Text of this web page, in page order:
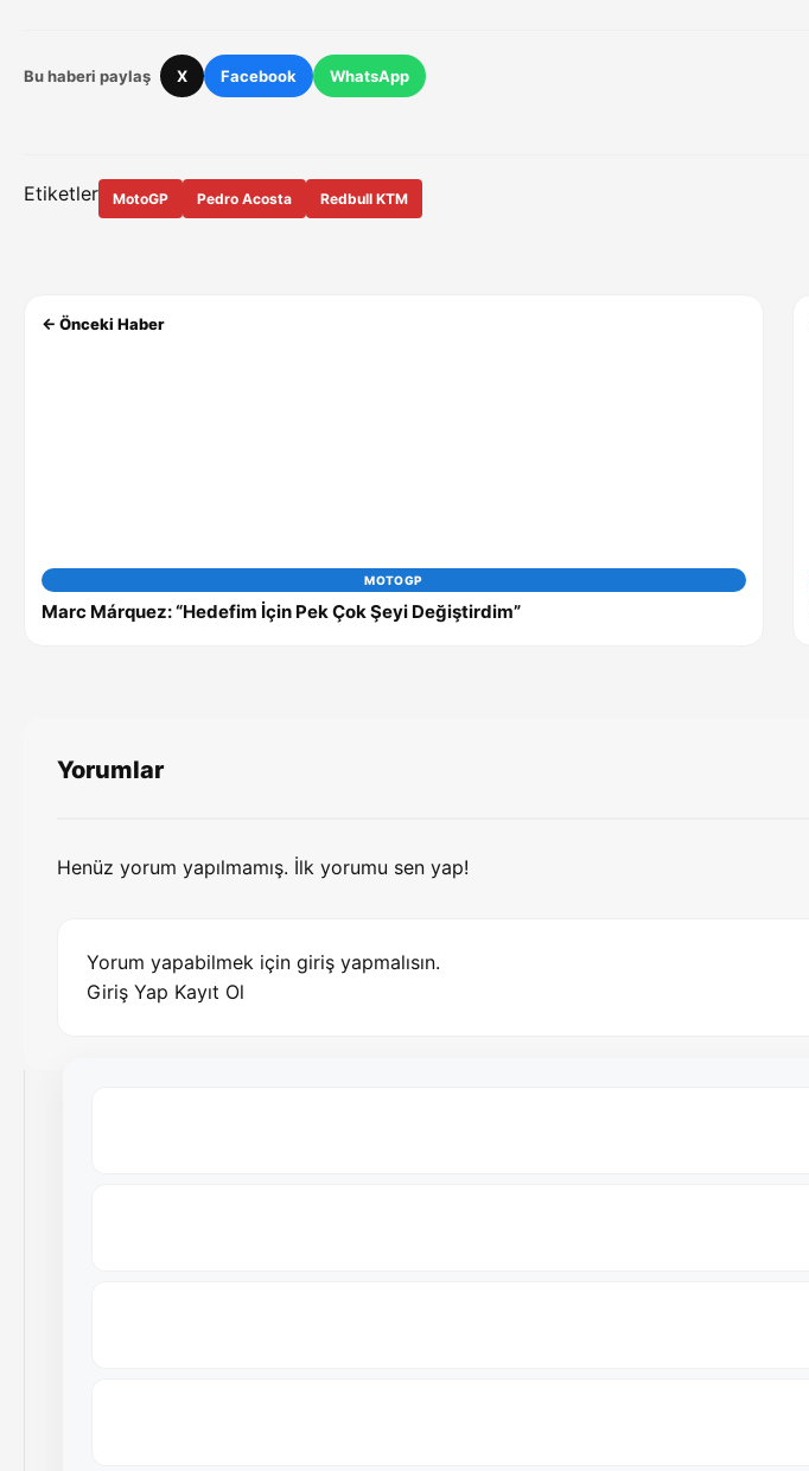
Bu haberi paylaş X Facebook WhatsApp
Etiketler MotoGP Pedro Acosta Redbull KTM
← Önceki Haber
MOTOGP
Marc Márquez: “Hedefim İçin Pek Çok Şeyi Değiştirdim”
Yorumlar
Henüz yorum yapılmamış. İlk yorumu sen yap!
Yorum yapabilmek için giriş yapmalısın.
Giriş Yap Kayıt Ol